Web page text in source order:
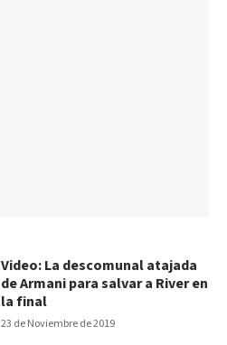
23 de Noviembre de 2019
Video: La descomunal atajada
de Armani para salvar a River en
la final